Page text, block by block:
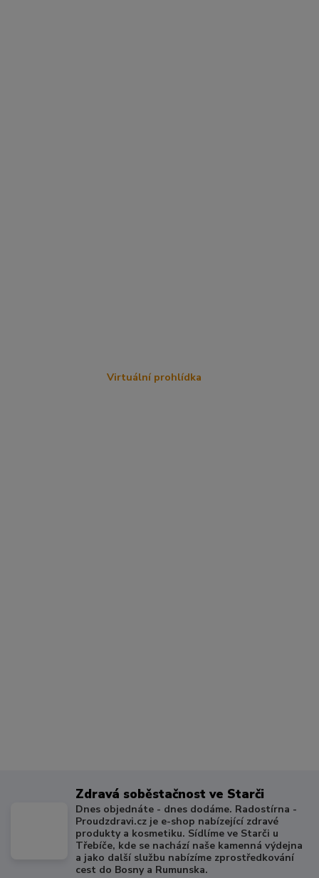
Virtuální prohlídka
Zdravá soběstačnost ve Starči
Dnes objednáte - dnes dodáme. Radostírna -
Proudzdravi.cz je e-shop nabízející zdravé
produkty a kosmetiku. Sídlíme ve Starči u
Třebíče, kde se nachází naše kamenná výdejna
a jako další službu nabízíme zprostředkování
cest do Bosny a Rumunska.